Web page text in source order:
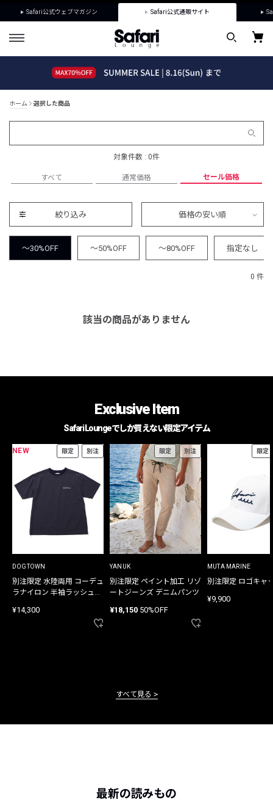
Safari公式ウェブマガジン Safari公式通販サイト
ホーム 選択した商品
対象件数 : 0件
すべて 通常価格 セール価格
絞り込み 価格の安い順
～30%OFF ～50%OFF ～80%OFF 指定なし
0 件
該当の商品がありません
Exclusive Item
Safari Loungeでしか買えない限定アイテム
NEW 限定 別注
DOGTOWN
別注限定 水陸両用 コーデュ
ラナイロン 半袖ラッシュガ
¥14,300
限定 別注
YANUK
別注限定 ペイント加工 リゾ
ートジーンズ デニムパンツ
¥18,150 50%OFF
限定
MUTA MARINE
別注限定 ロゴキャ
¥9,900
すべて見る
最新の読みもの